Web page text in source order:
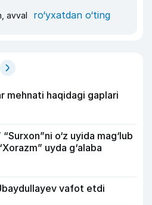
avval ro‘yxatdan o‘ting
mehnati haqidagi gaplari
o‘z uyida mag‘lub
uyda g‘alaba
vafot etdi